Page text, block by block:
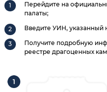
Перейдите на
палаты;
Введите УИН, указанный
Получите подробную
реестре драгоценных